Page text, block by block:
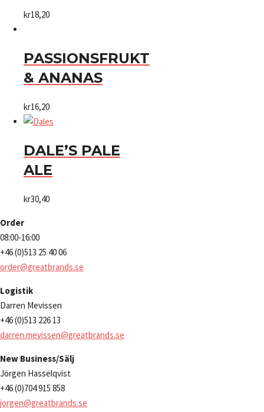
kr18,20
PASSIONSFRUKT
& ANANAS
kr16,20
DALE’S PALE
ALE
kr30,40
Order
08:00-16:00
+46 (0)513 25 40 06
order@greatbrands.se
Logistik
Darren Mevissen
+46 (0)513 226 13
darren.mevissen@greatbrands.se
New Business/Sälj
Jörgen Hasselqvist
+46 (0)704 915 858
jorgen@greatbrands.se